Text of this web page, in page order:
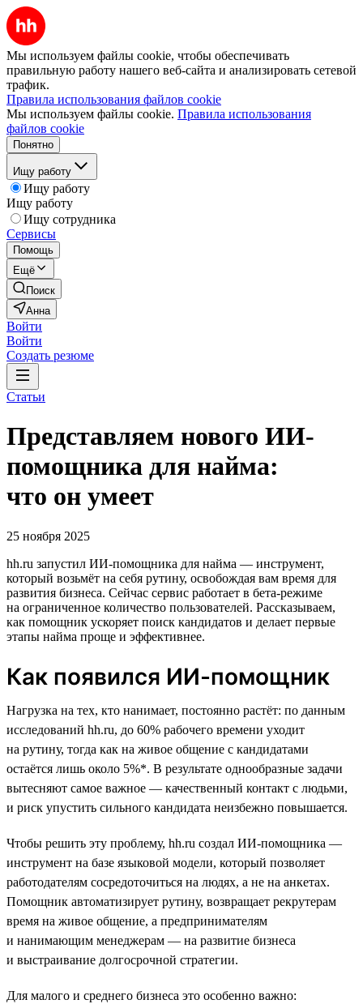
Мы используем файлы cookie, чтобы обеспечивать
правильную работу нашего веб-сайта и анализировать сетевой
трафик.
Правила использования файлов cookie
Мы используем файлы cookie. Правила использования
файлов cookie
Понятно
Ищу работу
Ищу работу
Ищу работу
Ищу сотрудника
Сервисы
Помощь
Ещё
Поиск
Анна
Войти
Войти
Создать резюме
Статьи
Представляем нового ИИ-
помощника для найма:
что он умеет
25 ноября 2025
hh.ru запустил ИИ-помощника для найма — инструмент,
который возьмёт на себя рутину, освобождая вам время для
развития бизнеса. Сейчас сервис работает в бета-режиме
на ограниченное количество пользователей. Рассказываем,
как помощник ускоряет поиск кандидатов и делает первые
этапы найма проще и эффективнее.
Как появился ИИ-помощник
Нагрузка на тех, кто нанимает, постоянно растёт: по данным
исследований hh.ru, до 60% рабочего времени уходит
на рутину, тогда как на живое общение с кандидатами
остаётся лишь около 5%*. В результате однообразные задачи
вытесняют самое важное — качественный контакт с людьми,
и риск упустить сильного кандидата неизбежно повышается.
Чтобы решить эту проблему, hh.ru создал ИИ-помощника —
инструмент на базе языковой модели, который позволяет
работодателям сосредоточиться на людях, а не на анкетах.
Помощник автоматизирует рутину, возвращает рекрутерам
время на живое общение, а предпринимателям
и нанимающим менеджерам — на развитие бизнеса
и выстраивание долгосрочной стратегии.
Для малого и среднего бизнеса это особенно важно: